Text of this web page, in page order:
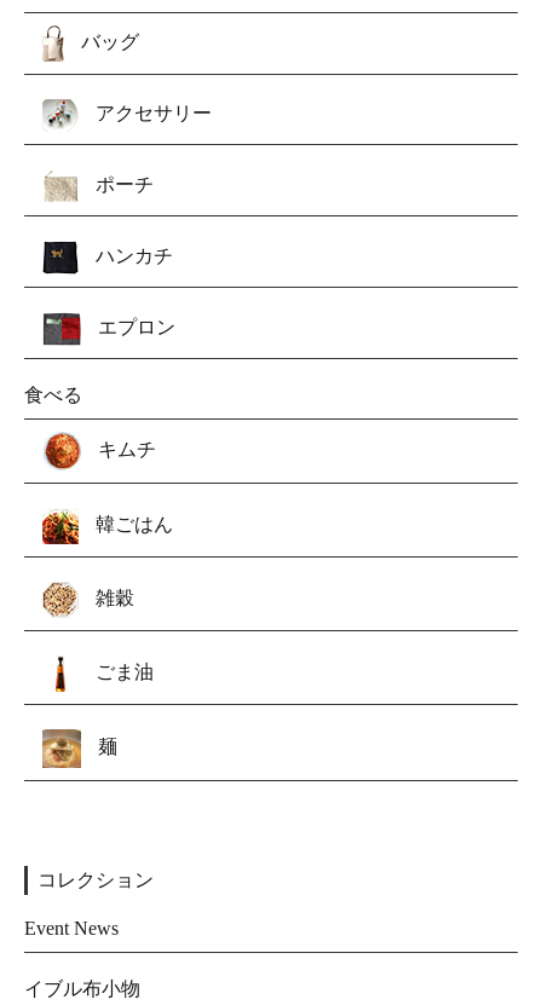
バッグ
アクセサリー
ポーチ
ハンカチ
エプロン
食べる
キムチ
韓ごはん
雑穀
ごま油
麺
コレクション
Event News
イブル布小物